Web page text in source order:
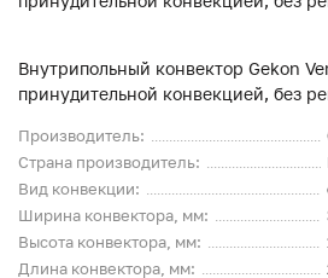
Внутрипольный конвектор Gekon
принудительной конвекцией, без
Производитель:
Страна производитель:
Вид конвекции:
Ширина конвектора, мм:
Высота конвектора, мм:
Длина конвектора, мм: